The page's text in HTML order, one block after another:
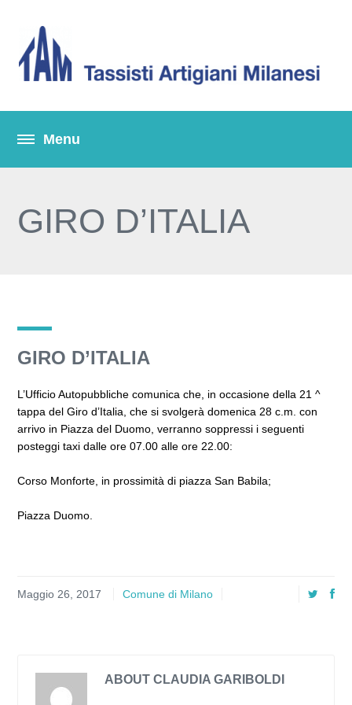
GIRO D’ITALIA
GIRO D’ITALIA
L’Ufficio Autopubbliche comunica che, in occasione della 21 ^
tappa del Giro d’Italia, che si svolgerà domenica 28 c.m. con
arrivo in Piazza del Duomo, verranno soppressi i seguenti
posteggi taxi dalle ore 07.00 alle ore 22.00:
Corso Monforte, in prossimità di piazza San Babila;
Piazza Duomo.
Maggio 26, 2017 Comune di Milano
ABOUT CLAUDIA GARIBOLDI